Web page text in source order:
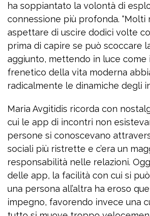
ha soppiantato la volontà di
connessione più profonda. “Molti
aspettare di uscire dodici volte
prima di capire se può scoccare
aggiunto, mettendo in luce come
frenetico della vita moderna
radicalmente le dinamiche degli
Maria Avgitidis ricorda con
cui le app di incontri non
persone si conoscevano
sociali più ristrette e c’era un
responsabilità nelle relazioni.
delle app, la facilità con cui si può
una persona all’altra ha eroso
impegno, favorendo invece una